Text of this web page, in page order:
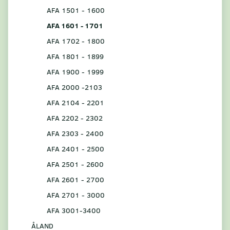
AFA 1501 - 1600
AFA 1601 - 1701
AFA 1702 - 1800
AFA 1801 - 1899
AFA 1900 - 1999
AFA 2000 -2103
AFA 2104 - 2201
AFA 2202 - 2302
AFA 2303 - 2400
AFA 2401 - 2500
AFA 2501 - 2600
AFA 2601 - 2700
AFA 2701 - 3000
AFA 3001-3400
ÅLAND